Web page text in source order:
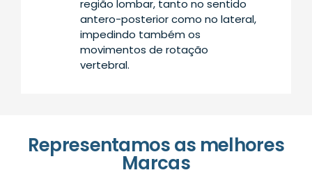
região lombar, tanto no sentido
antero-posterior como no lateral,
impedindo também os
movimentos de rotação
vertebral.
Representamos as melhores
Marcas